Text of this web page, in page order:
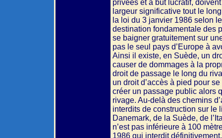
privées et à but lucratif,
largeur significative tout le
la loi du 3 janvier 1986 selon
destination fondamentale des
se baigner gratuitement sur
pas le seul pays d’Europe à
Ainsi il existe, en Suède, un
causer de dommages à la
droit de passage le long du
un droit d’accès à pied pour
créer un passage public alors
rivage. Au-delà des chemins
interdits de construction sur le
Danemark, de la Suède, de
n’est pas inférieure à 100
1986 qui interdit